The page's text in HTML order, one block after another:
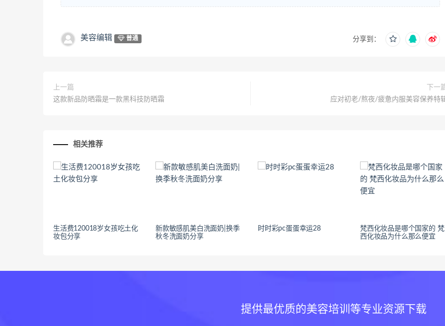
美容编辑 普通 分享到：
上一篇
这款新品防晒霜是一款黑科技防晒霜
下一
应对初老/熬夜/疲惫内服美容保养特
相关推荐
生活费120018岁女孩吃土化
妆包分享
新款敏感肌美白洗面奶|换季
秋冬洗面奶分享
时时彩pc蛋蛋幸运28
梵西化妆品是哪个国家的 梵
西化妆品为什么那么便宜
提供最优质的美容培训等专业资源下载